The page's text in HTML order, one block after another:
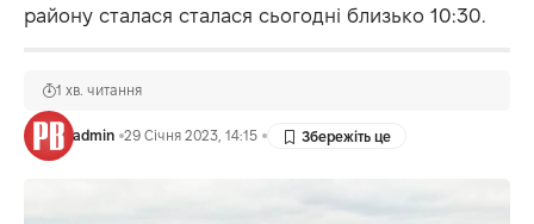
району сталася сталася сьогодні близько 10:30.
admin 29 Січня 2023, 14:15
1 хв. читання